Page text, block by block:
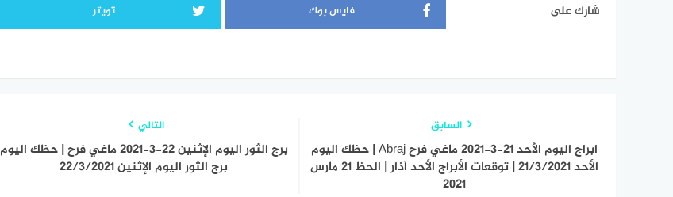
شارك على فايس بوك تويتر
السابق
ابراج اليوم الأحد 21-3-2021 ماغي فرح Abraj | حظك اليوم
الأحد 21/3/2021 | توقعات الأبراج الأحد آذار | الحظ 21 مارس
2021
التالي
برج الثور اليوم الإثنين 22-3-2021 ماغي فرح | حظك اليوم
برج الثور اليوم الإثنين 22/3/2021